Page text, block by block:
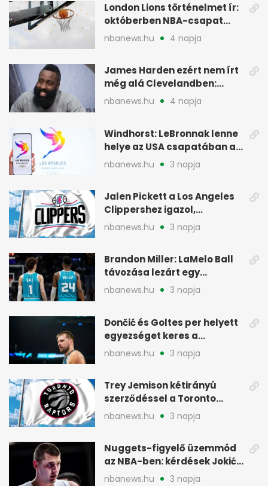
London Lions történelmet ír:
októberben NBA-csapat
ellen lép pályára
nbanews.hu 4 napja
James Harden ezért nem írt
még alá Clevelandben:
pénzügyi okok
nbanews.hu 4 napja
Windhorst: LeBronnak lenne
helye az USA csapatában a
2028-as olimpián
nbanews.hu 3 napja
Jalen Pickett a Los Angeles
Clippershez igazol,
kétirányú szerződéssel
nbanews.hu 3 napja
Brandon Miller: LaMelo Ball
távozása lezárt egy
korszakot a Hornetsnél
nbanews.hu 3 napja
Dončić és Goltes per helyett
egyezséget keres a
gyerekügyben
nbanews.hu 3 napja
Trey Jemison kétirányú
szerződéssel a Toronto
Raptorshoz igazolt
nbanews.hu 3 napja
Nuggets-figyelő üzemmód
az NBA-ben: kérdések Jokić
jövőjéről
nbanews.hu 3 napja